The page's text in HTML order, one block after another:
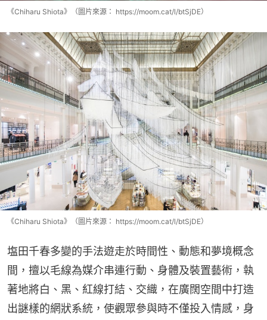
《Chiharu Shiota》（圖片來源： https://moom.cat/l/btSjDE）
《Chiharu Shiota》（圖片來源： https://moom.cat/l/btSjDE）
塩田千春多變的手法遊走於時間性、動態和夢境概念
間，擅以毛線為媒介串連行動、身體及裝置藝術，執
著地將白、黑、紅線打結、交織，在廣闊空間中打造
出謎樣的網狀系統，使觀眾參與時不僅投入情感，身